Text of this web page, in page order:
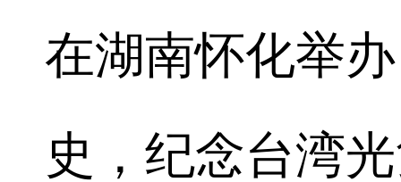
在湖南怀化举
史，纪念台湾